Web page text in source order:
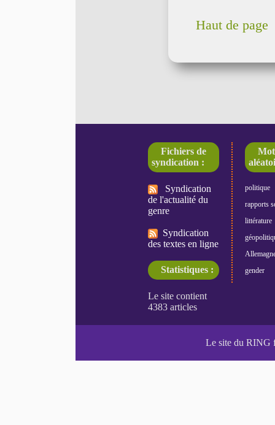
Haut de page
Fichiers de
syndication :
Syndication
de l'actualité du
genre
Syndication
des textes en ligne
Statistiques :
politique
rapports
littérature
gender
Le site du RING